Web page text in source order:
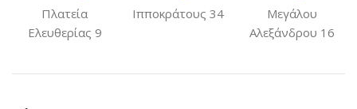
USB to Lightning
Πλατεία
Ελευθερίας 9
Ιπποκράτους 34
Μεγάλου
Αλεξάνδρου 16